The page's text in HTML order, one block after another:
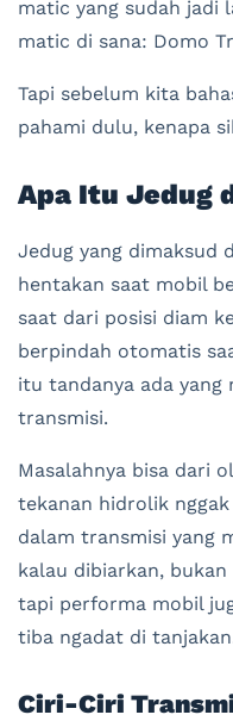
matic yang sudah jadi
matic di sana: Domo
Tapi sebelum kita
pahami dulu, kenapa
Apa Itu Jedug
Jedug yang dimaksud
hentakan saat mobil
saat dari posisi diam
berpindah otomatis
itu tandanya ada yang
transmisi.
Masalahnya bisa dari
tekanan hidrolik
dalam transmisi yang
kalau dibiarkan,
tapi performa mobil
tiba ngadat di
Ciri-Ciri